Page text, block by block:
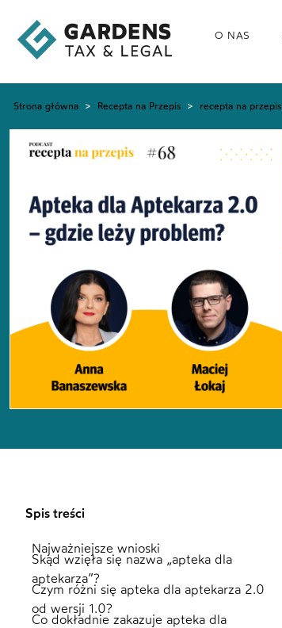
O NAS
Strona główna > Recepta na Przepis > recepta na przepis
Spis treści
Najważniejsze wnioski
Skąd wzięła się nazwa „apteka dla
aptekarza”?
Czym różni się apteka dla aptekarza 2.0
od wersji 1.0?
Co dokładnie zakazuje apteka dla